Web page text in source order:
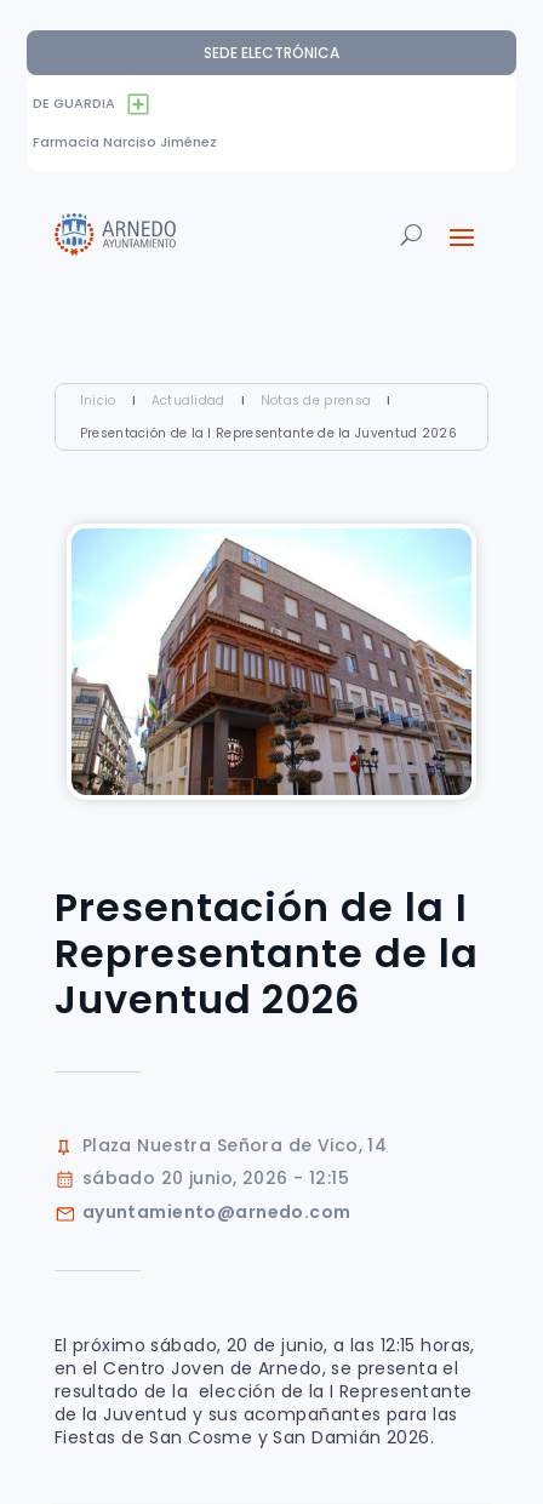
SEDE ELECTRÓNICA
DE GUARDIA
Farmacia Narciso Jiménez
Inicio I Actualidad I Notas de prensa
I
Presentación de la I Representante de la Juventud 2026
Presentación de la I
Representante de la
Juventud 2026
Plaza Nuestra Señora de Vico, 14
sábado 20 junio, 2026 - 12:15
ayuntamiento@arnedo.com
El próximo sábado, 20 de junio, a las 12:15 horas,
en el Centro Joven de Arnedo, se presenta el
resultado de la elección de la I Representante
de la Juventud y sus acompañantes para las
Fiestas de San Cosme y San Damián 2026.